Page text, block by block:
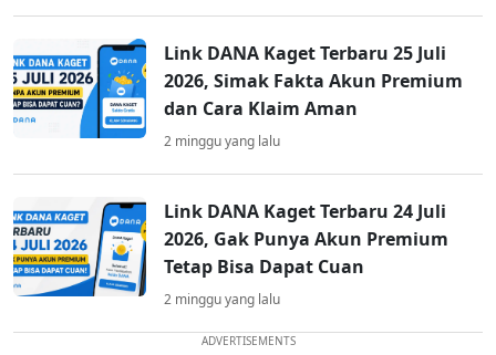
Link DANA Kaget Terbaru 25 Juli
2026, Simak Fakta Akun Premium
dan Cara Klaim Aman
2 minggu yang lalu
Link DANA Kaget Terbaru 24 Juli
2026, Gak Punya Akun Premium
Tetap Bisa Dapat Cuan
2 minggu yang lalu
ADVERTISEMENTS